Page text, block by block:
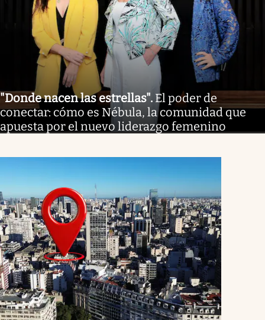
"Donde nacen las estrellas". El poder de
conectar: cómo es Nébula, la comunidad que
apuesta por el nuevo liderazgo femenino